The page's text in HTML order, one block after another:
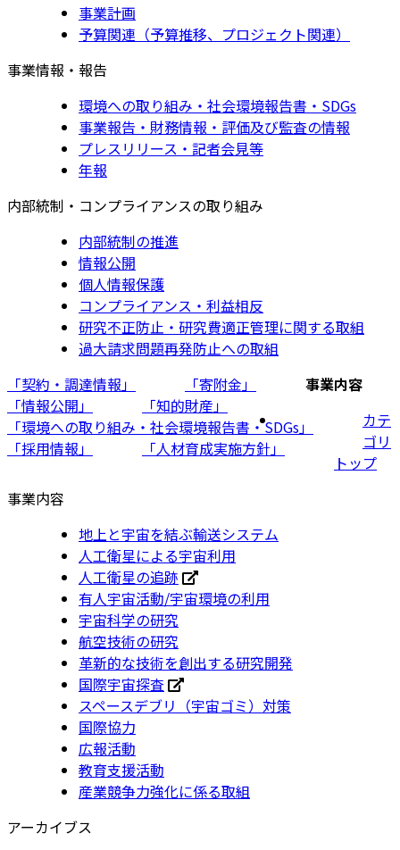
事業計画
予算関連（予算推移、プロジェクト関連）
事業情報・報告
環境への取り組み・社会環境報告書・SDGs
事業報告・財務情報・評価及び監査の情報
プレスリリース・記者会見等
年報
内部統制・コンプライアンスの取り組み
内部統制の推進
情報公開
個人情報保護
コンプライアンス・利益相反
研究不正防止・研究費適正管理に関する取組
過大請求問題再発防止への取組
「契約・調達情報」
「寄附金」
「情報公開」
「知的財産」
「環境への取り組み・社会環境報告書・SDGs」
「採用情報」
「人材育成実施方針」
事業内容
カテ
ゴリ
トップ
事業内容
地上と宇宙を結ぶ輸送システム
人工衛星による宇宙利用
人工衛星の追跡
有人宇宙活動/宇宙環境の利用
宇宙科学の研究
航空技術の研究
革新的な技術を創出する研究開発
国際宇宙探査
スペースデブリ（宇宙ゴミ）対策
国際協力
広報活動
教育支援活動
産業競争力強化に係る取組
アーカイブス